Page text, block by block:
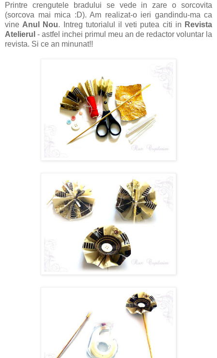
Printre crengutele bradului se vede in zare o sorcovita
(sorcova mai mica :D). Am realizat-o ieri gandindu-ma ca
vine Anul Nou. Intreg tutorialul il veti putea citi in Revista
Atelierul - astfel inchei primul meu an de redactor voluntar la
revista. Si ce an minunat!!